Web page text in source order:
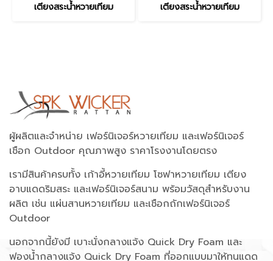
เตียงสระน้ำหวายเทียม เตียงสระน้ำหวายเทียม
ผู้ผลิตและจำหน่าย เฟอร์นิเจอร์หวายเทียม และเฟอร์นิเจอร์
เชือก Outdoor คุณภาพสูง ราคาโรงงานโดยตรง
เรามีสินค้าครบทั้ง เก้าอี้หวายเทียม โซฟาหวายเทียม เตียง
อาบแดดริมสระ และเฟอร์นิเจอร์สนาม พร้อมวัสดุสำหรับงาน
ผลิต เช่น แผ่นสานหวายเทียม และเชือกถักเฟอร์นิเจอร์
Outdoor
นอกจากนี้ยังมี เบาะนั่งกลางแจ้ง Quick Dry Foam และ
ฟองน้ำกลางแจ้ง Quick Dry Foam ที่ออกแบบมาให้ทนแดด